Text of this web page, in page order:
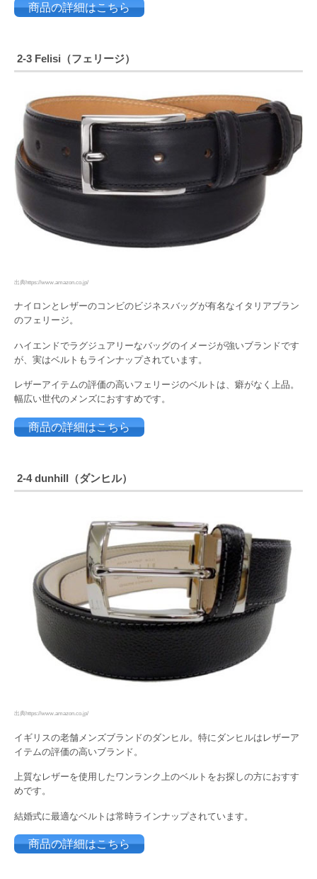
商品の詳細はこちら
2-3 Felisi（フェリージ）
出典https://www.amazon.co.jp/
ナイロンとレザーのコンビのビジネスバッグが有名なイタリアブラン
のフェリージ。
ハイエンドでラグジュアリーなバッグのイメージが強いブランドです
が、実はベルトもラインナップされています。
レザーアイテムの評価の高いフェリージのベルトは、癖がなく上品。
幅広い世代のメンズにおすすめです。
商品の詳細はこちら
2-4 dunhill（ダンヒル）
出典https://www.amazon.co.jp/
イギリスの老舗メンズブランドのダンヒル。特にダンヒルはレザーア
イテムの評価の高いブランド。
上質なレザーを使用したワンランク上のベルトをお探しの方におすす
めです。
結婚式に最適なベルトは常時ラインナップされています。
商品の詳細はこちら